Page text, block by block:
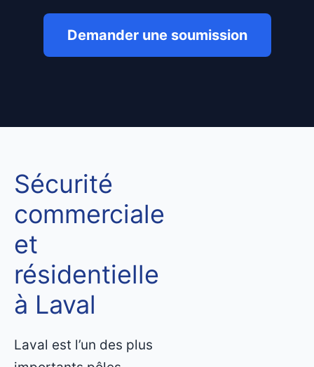
Demander une soumission
Sécurité
commerciale
et
résidentielle
à Laval
Laval est l’un des plus